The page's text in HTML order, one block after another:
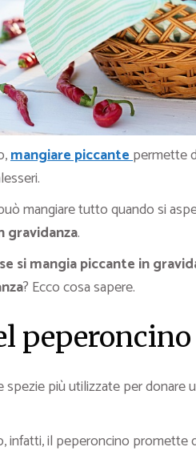
mangiare piccantepermette
mangiare tutto quando si
gravidanza.
si mangia piccante in
? Ecco cosa sapere.
peperoncino
spezie più utilizzate per donare
infatti, il peperoncino promette